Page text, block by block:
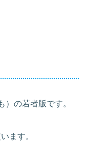
）の若者版です。
ます。